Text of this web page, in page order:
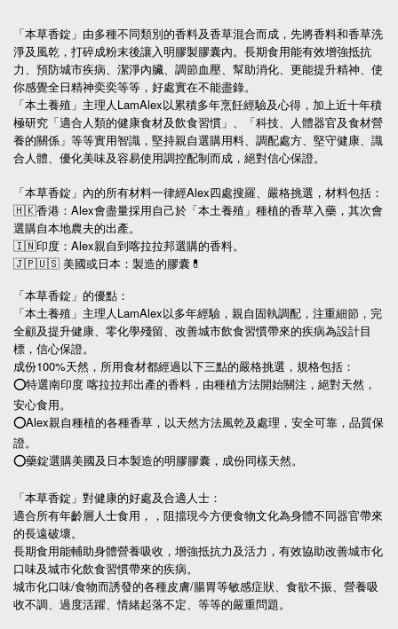
「本草香錠」由多種不同類別的香料及香草混合而成，先將香料和香草洗
淨及風乾，打碎成粉末後讓入明膠製膠囊內。長期食用能有效增強抵抗
力、預防城市疾病、潔淨內臟、調節血壓、幫助消化、更能提升精神、使
你感覺全日精神奕奕等等，好處實在不能盡錄。
「本土養殖」主理人LamAlex以累積多年烹飪經驗及心得，加上近十年積
極研究「適合人類的健康食材及飲食習慣」、「科技、人體器官及食材營
養的關係」等等實用智識，堅持親自選購用料、調配處方、堅守健康、識
合人體、優化美味及容易使用調控配制而成，絕對信心保證。
「本草香錠」內的所有材料一律經Alex四處搜羅、嚴格挑選，材料包括：
🇭🇰香港：Alex會盡量採用自己於「本土養殖」種植的香草入藥，其次會
選購自本地農夫的出產。
🇮🇳印度：Alex親自到喀拉拉邦選購的香料。
🇯🇵🇺🇸 美國或日本：製造的膠囊 💊
「本草香錠」的優點：
「本土養殖」主理人LamAlex以多年經驗，親自固執調配，注重細節，完
全顧及提升健康、零化學殘留、改善城市飲食習慣帶來的疾病為設計目
標，信心保證。
成份100%天然，所用食材都經過以下三點的嚴格挑選，規格包括：
⭕️特選南印度 喀拉拉邦出產的香料，由種植方法開始關注，絕對天然，
安心食用。
⭕️Alex親自種植的各種香草，以天然方法風乾及處理，安全可靠，品質保
證。
⭕️藥錠選購美國及日本製造的明膠膠囊，成份同樣天然。
「本草香錠」對健康的好處及合適人士：
適合所有年齡層人士食用，，阻擋現今方便食物文化為身體不同器官帶來
的長遠破壞。
長期食用能輔助身體營養吸收，增強抵抗力及活力，有效協助改善城市化
口味及城市化飲食習慣帶來的疾病。
城市化口味/食物而誘發的各種皮膚/腸胃等敏感症狀、食欲不振、營養吸
收不調、過度活躍、情緒起落不定、等等的嚴重問題。